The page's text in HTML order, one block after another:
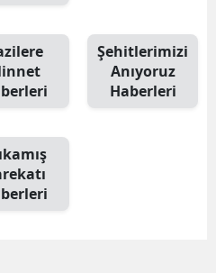
Şehitlerimizi
Anıyoruz
Haberleri